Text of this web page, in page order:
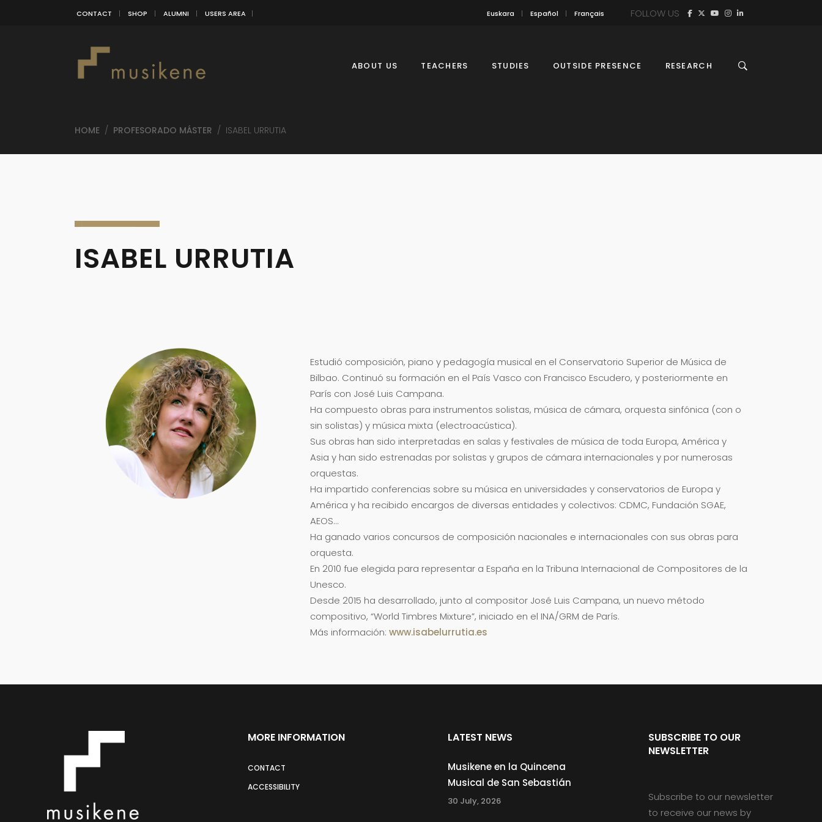
CONTACT SHOP ALUMNI USERS AREA Euskara Español Français FOLLOW US
ABOUT US TEACHERS STUDIES OUTSIDE PRESENCE RESEARCH
HOME / PROFESORADO MÁSTER / ISABEL URRUTIA
ISABEL URRUTIA
Estudió composición, piano y pedagogía musical en el Conservatorio Superior de Música de
Bilbao. Continuó su formación en el País Vasco con Francisco Escudero, y posteriormente en
París con José Luis Campana.
Ha compuesto obras para instrumentos solistas, música de cámara, orquesta sinfónica (con o
sin solistas) y música mixta (electroacústica).
Sus obras han sido interpretadas en salas y festivales de música de toda Europa, América y
Asia y han sido estrenadas por solistas y grupos de cámara internacionales y por numerosas
orquestas.
Ha impartido conferencias sobre su música en universidades y conservatorios de Europa y
América y ha recibido encargos de diversas entidades y colectivos: CDMC, Fundación SGAE,
AEOS…
Ha ganado varios concursos de composición nacionales e internacionales con sus obras para
orquesta.
En 2010 fue elegida para representar a España en la Tribuna Internacional de Compositores de la
Unesco.
Desde 2015 ha desarrollado, junto al compositor José Luis Campana, un nuevo método
compositivo, “World Timbres Mixture”, iniciado en el INA/GRM de París.
Más información: www.isabelurrutia.es
MORE INFORMATION
CONTACT
ACCESSIBILITY
LATEST NEWS
Musikene en la Quincena
Musical de San Sebastián
30 July, 2026
SUBSCRIBE TO OUR
NEWSLETTER
Subscribe to our newsletter
to receive our news by